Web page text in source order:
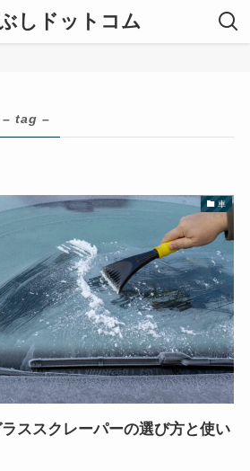
しドットコム
– tag –
車
ススクレーパーの選び方と使い